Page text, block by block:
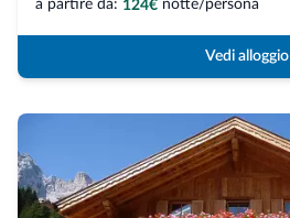
a partire da: 124€ notte/persona
Vedi alloggio